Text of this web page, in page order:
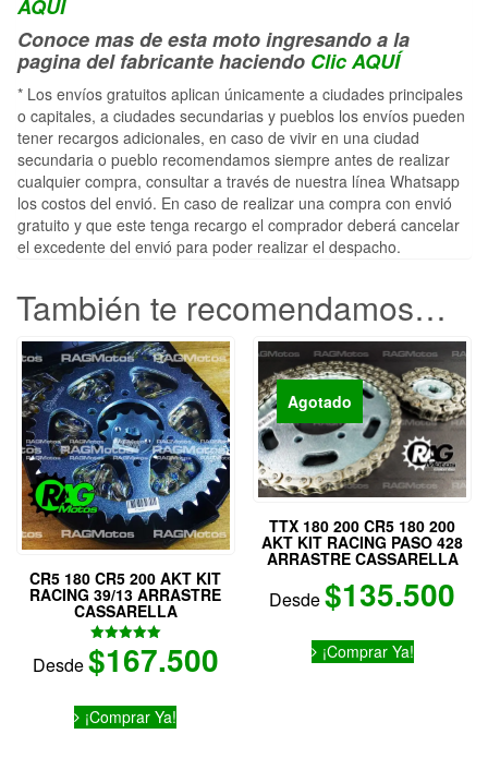
AQUÍ
Conoce mas de esta moto ingresando a la
pagina del fabricante haciendo Clic AQUÍ
* Los envíos gratuitos aplican únicamente a ciudades principales
o capitales, a ciudades secundarias y pueblos los envíos pueden
tener recargos adicionales, en caso de vivir en una ciudad
secundaria o pueblo recomendamos siempre antes de realizar
cualquier compra, consultar a través de nuestra línea Whatsapp
los costos del envió. En caso de realizar una compra con envió
gratuito y que este tenga recargo el comprador deberá cancelar
el excedente del envió para poder realizar el despacho.
También te recomendamos…
CR5 180 CR5 200 AKT KIT
RACING 39/13 ARRASTRE
CASSARELLA
Valorado
con
Desde$167.500
¡Comprar Ya!
Agotado
TTX 180 200 CR5 180 200
AKT KIT RACING PASO 428
ARRASTRE CASSARELLA
Desde$135.500
¡Comprar Ya!
Este
producto